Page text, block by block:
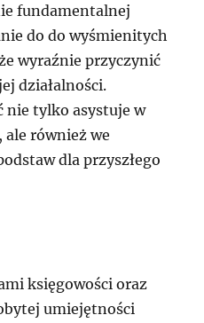
fundamentalnej
do do wyśmienitych
wyraźnie przyczynić
działalności.
nie tylko asystuje w
również we
dla przyszłego
księgowości oraz
umiejętności